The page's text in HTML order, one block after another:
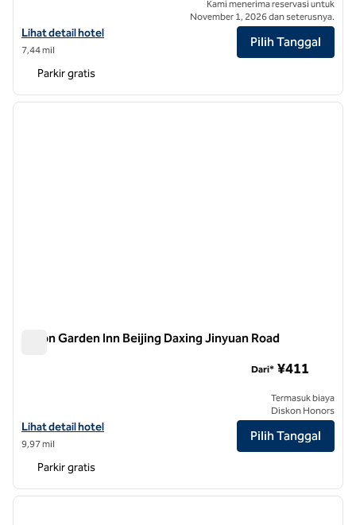
Lihat detail hotel untuk Hilton Garden Inn Beijing Fengtai Xiaotun
Lihat detail hotel
7,44 mil
Kami menerima reservasi untuk
November 1, 2026 dan seterusnya.
Pilih Tanggal
Parkir gratis
1 dari 12
Hilton Garden Inn Beijing Daxing Jinyuan Road
Lihat detail hotel untuk Hilton Garden Inn Beijing Daxing Jinyuan
Lihat detail hotel
9,97 mil
Dari* ¥411
Termasuk biaya
Diskon Honors
Pilih Tanggal
Parkir gratis
1 dari 12